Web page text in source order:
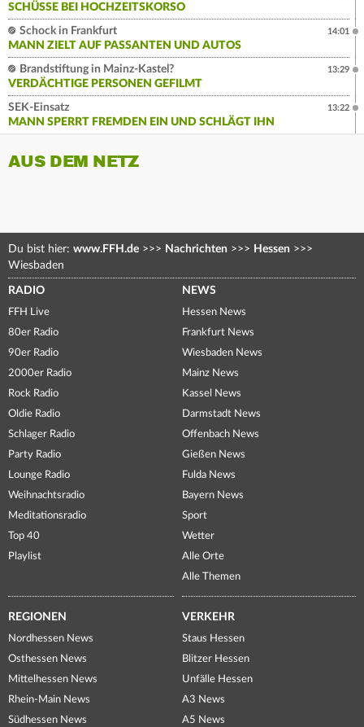
SCHÜSSE BEI HOCHZEITSKORSO
Schock in Frankfurt
MANN ZIELT AUF PASSANTEN UND AUTOS
14:01
Brandstiftung in Mainz-Kastel?
VERDÄCHTIGE PERSONEN GEFILMT
13:29
SEK-Einsatz
MANN SPERRT FREMDEN EIN UND SCHLÄGT IHN
13:22
AUS DEM NETZ
Du bist hier: www.FFH.de >>> Nachrichten >>> Hessen >>>
Wiesbaden
RADIO
FFH Live
80er Radio
90er Radio
2000er Radio
Rock Radio
Oldie Radio
Schlager Radio
Party Radio
Lounge Radio
Weihnachtsradio
Meditationsradio
Top 40
Playlist
NEWS
Hessen News
Frankfurt News
Wiesbaden News
Mainz News
Kassel News
Darmstadt News
Offenbach News
Gießen News
Fulda News
Bayern News
Sport
Wetter
Alle Orte
Alle Themen
REGIONEN
Nordhessen News
Osthessen News
Mittelhessen News
Rhein-Main News
Südhessen News
VERKEHR
Staus Hessen
Blitzer Hessen
Unfälle Hessen
A3 News
A5 News